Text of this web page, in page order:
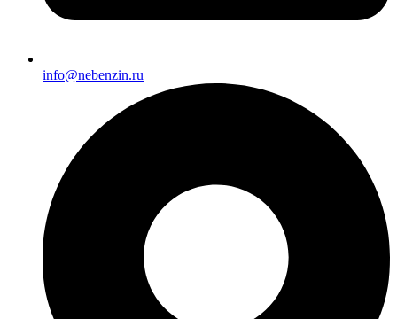
info@nebenzin.ru